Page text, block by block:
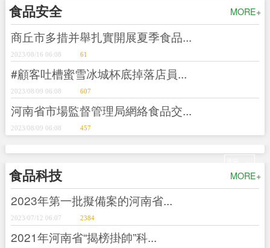
食品安全 MORE+
商丘市多措并舉扎實開展夏季食品...
2023/08/16 06:08 61
#顧客吐槽蜜雪冰城杯底掉落店員...
2023/08/09 06:08 607
河南省市場監督管理局網絡食品交...
2023/08/09 06:08 457
食品科技 MORE+
2023年第一批擬備案的河南省...
2023/07/12 06:07 2384
2021年河南省“揭榜掛帥”科...